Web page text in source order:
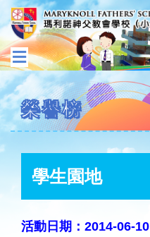
榮譽榜
學生園地
活動日期：2014-06-10